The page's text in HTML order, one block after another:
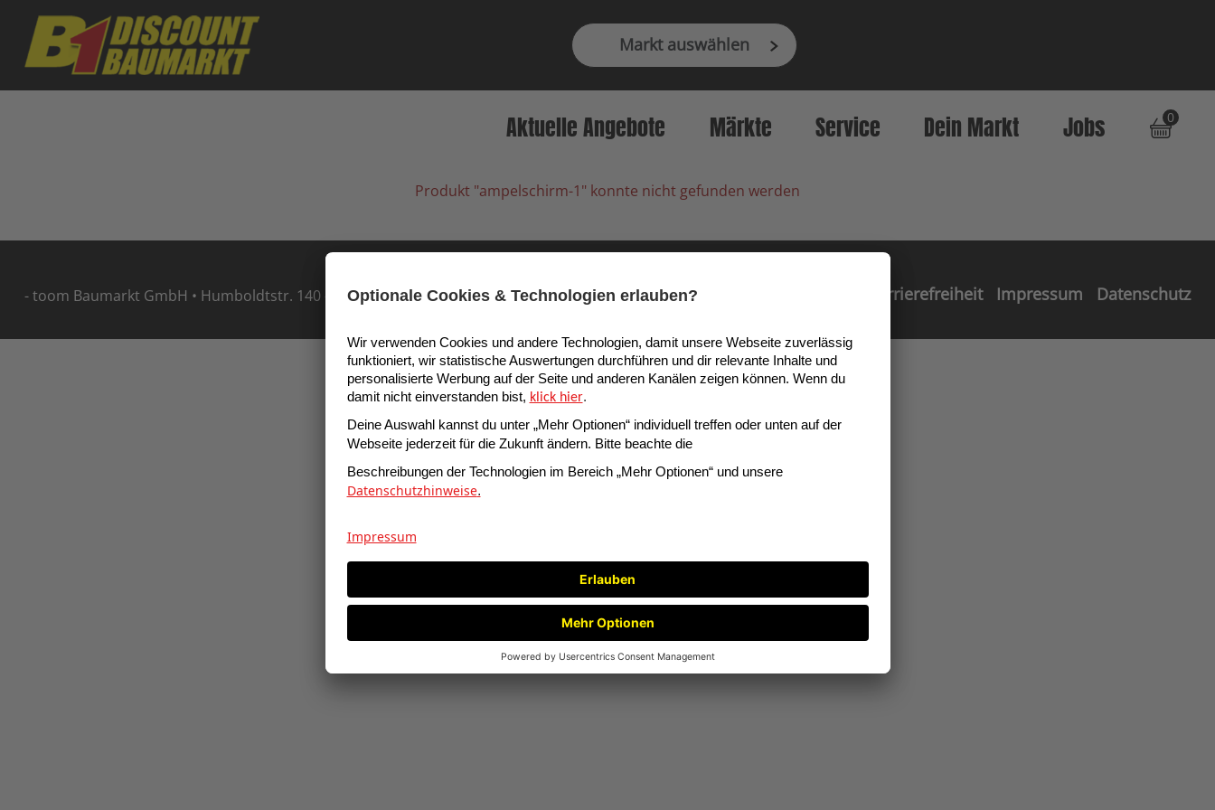
Markt auswählen
Aktuelle Angebote Märkte Service Dein Markt Jobs
0
Produkt "ampelschirm-1" konnte nicht gefunden werden
- toom Baumarkt GmbH • Humboldtstr. 140 - 144 • 51149 Köln, Deutschland Barrierefreiheit Impressum Datenschutz